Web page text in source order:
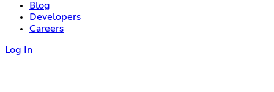
Blog
Developers
Careers
Log In